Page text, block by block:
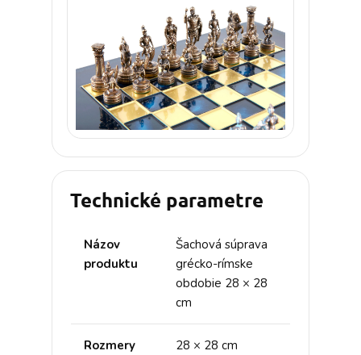
Technické parametre
Názov
produktu
Šachová súprava
grécko-rímske
obdobie 28 × 28
cm
Rozmery
28 × 28 cm